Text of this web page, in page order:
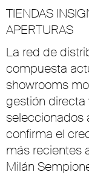
TIENDAS
APERTURAS
La red de
compuesta
showrooms
gestión
seleccionados
confirma el
más recientes
Milán